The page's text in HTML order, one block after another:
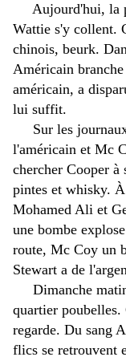
Aujourd'hui, la
Wattie s'y collent.
chinois, beurk.
Américain
américain, a
lui suffit.
Sur les
l'américain et Mc
chercher Cooper à
pintes et whisky.
Mohamed Ali et
une bombe
route, Mc Coy un
Stewart a de
Dimanche
quartier
regarde. Du sang
flics se retrouvent